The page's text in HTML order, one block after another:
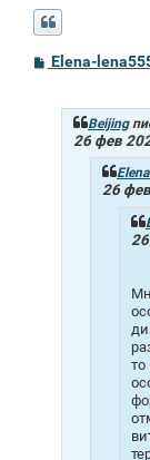
СElena-
Beijing
26 фев
26
то